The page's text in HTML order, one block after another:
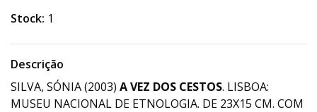
Stock: 1
Descrição
SILVA, SÓNIA (2003) A VEZ DOS CESTOS. LISBOA:
MUSEU NACIONAL DE ETNOLOGIA. DE 23X15 CM. COM